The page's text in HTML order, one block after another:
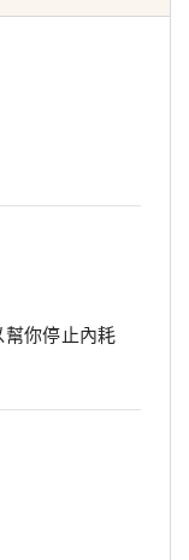
你停止內耗